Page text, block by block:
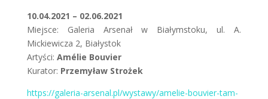
10.04.2021 – 02.06.2021
Miejsce: Galeria Arsenał w Białymstoku, ul. A.
Mickiewicza 2, Białystok
Artyści: Amélie Bouvier
Kurator: Przemyław Strożek
https://galeria-arsenal.pl/wystawy/amelie-bouvier-tam-